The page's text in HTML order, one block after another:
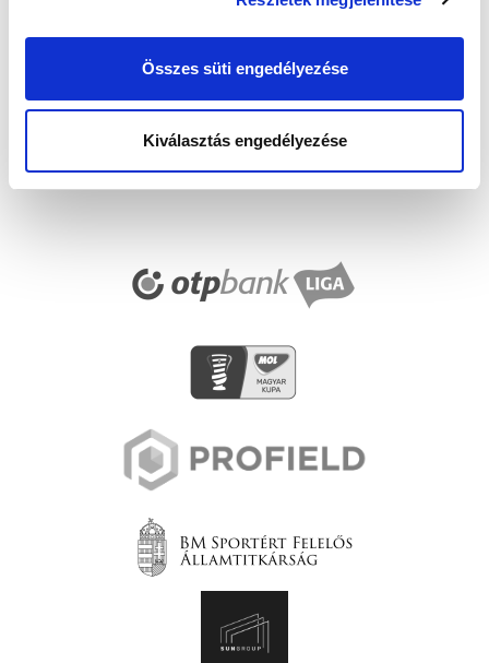
Összes süti engedélyezése
Kiválasztás engedélyezése
SZPONZOROK